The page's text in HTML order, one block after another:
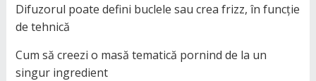
Difuzorul poate defini buclele sau crea frizz, în funcție
de tehnică
Cum să creezi o masă tematică pornind de la un
singur ingredient